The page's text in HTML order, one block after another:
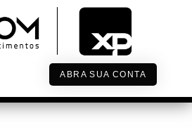
ABRA SUA CONTA
als kreatives
in der modernen
Unterhaltung